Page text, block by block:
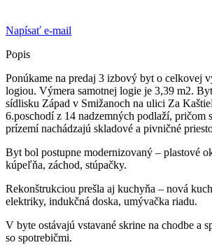
Napísať e-mail
Popis
Ponúkame na predaj 3 izbový byt o celkovej
logiou. Výmera samotnej logie je 3,39 m2.
sídlisku Západ v Smižanoch na ulici Za
6.poschodí z 14 nadzemných podlaží, pričom
prízemí nachádzajú skladové a pivničné
Byt bol postupne modernizovaný – plastové
kúpeľňa, záchod, stúpačky.
Rekonštrukciou prešla aj kuchyňa – nová
elektriky, indukčná doska, umývačka riadu.
V byte ostávajú vstavané skrine na chodbe a
so spotrebičmi.